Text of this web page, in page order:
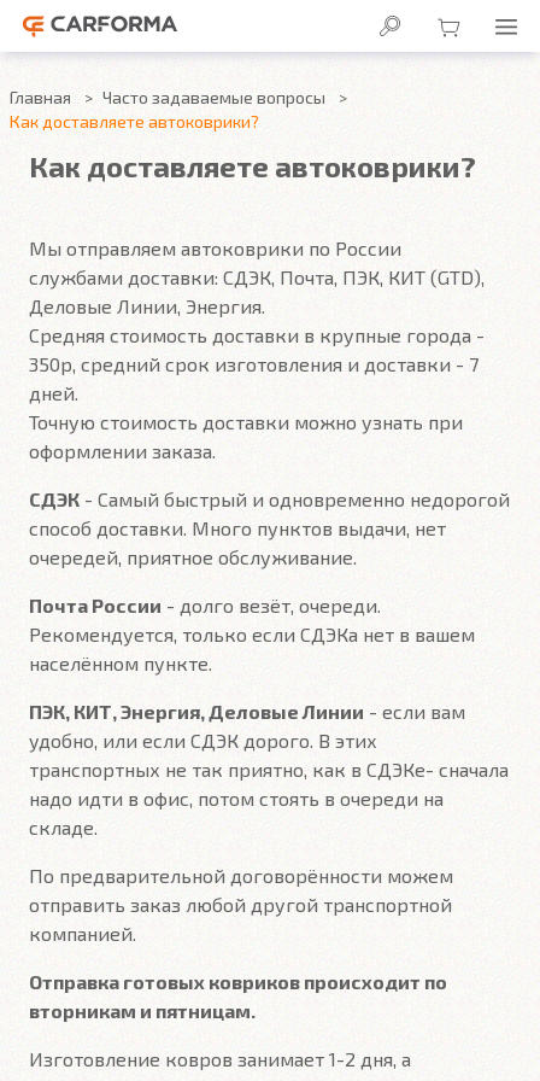
Главная
Часто задаваемые вопросы
Как доставляете автоковрики?
Как доставляете автоковрики?
Мы отправляем автоковрики по России
службами доставки: СДЭК, Почта, ПЭК, КИТ (GTD),
Деловые Линии, Энергия.
Средняя стоимость доставки в крупные города -
350р, средний срок изготовления и доставки - 7
дней.
Точную стоимость доставки можно узнать при
оформлении заказа.
СДЭК - Самый быстрый и одновременно недорогой
способ доставки. Много пунктов выдачи, нет
очередей, приятное обслуживание.
Почта России - долго везёт, очереди.
Рекомендуется, только если СДЭКа нет в вашем
населённом пункте.
ПЭК, КИТ, Энергия, Деловые Линии - если вам
удобно, или если СДЭК дорого. В этих
транспортных не так приятно, как в СДЭКе- сначала
надо идти в офис, потом стоять в очереди на
складе.
По предварительной договорённости можем
отправить заказ любой другой транспортной
компанией.
Отправка готовых ковриков происходит по
вторникам и пятницам.
Изготовление ковров занимает 1-2 дня, а